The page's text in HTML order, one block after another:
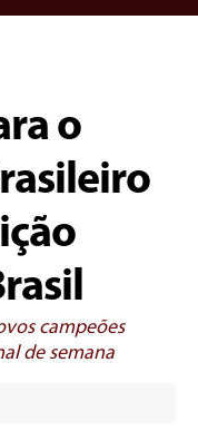
o
campeões
de semana